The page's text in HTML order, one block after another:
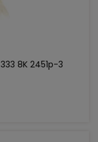
8K 2451p-3